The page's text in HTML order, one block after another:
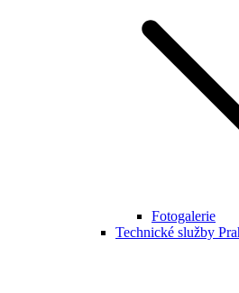
Fotogalerie
Technické služby